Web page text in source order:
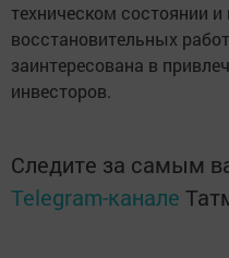
техническом состоянии
восстановительных
заинтересована в
инвесторов.
Следите за самым
Telegram-канале